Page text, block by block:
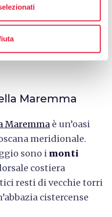
Tosco-Emiliano
Maremma
Maremma è un’oasi
meridionale.
sono i monti
costiera
resti di vecchie torri
cistercense